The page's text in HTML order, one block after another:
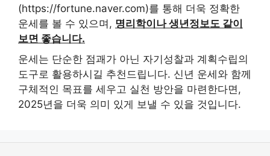
(https://fortune.naver.com)를 통해 더욱 정확한
운세를 볼 수 있으며, 명리학이나 생년정보도 같이
보면 좋습니다.
운세는 단순한 점괘가 아닌 자기성찰과 계획수립의
도구로 활용하시길 추천드립니다. 신년 운세와 함께
구체적인 목표를 세우고 실천 방안을 마련한다면,
2025년을 더욱 의미 있게 보낼 수 있을 것입니다.